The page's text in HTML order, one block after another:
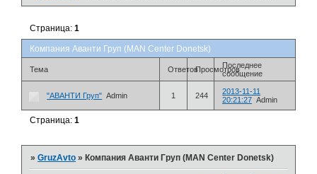
Компания Аванти Груп (MAN Center Donetsk)
Страница:1
Тема ОтветовПросмотровПоследнее
сообщение
"АВАНТИ Груп" Admin 1 244
2013-11-11
20:21:27 Admin
Страница:1
»GruzAvto »Компания Аванти Груп (MAN Center Donetsk)